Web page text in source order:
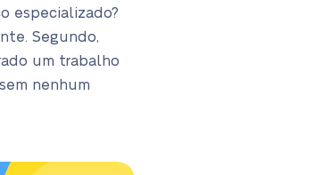
especializado?
Segundo,
um trabalho
nenhum